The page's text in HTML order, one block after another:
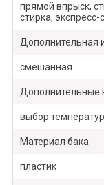
прямой впрыск,
стирка,
Дополнительная
смешанная
Дополнительные
выбор
Материал бака
пластик